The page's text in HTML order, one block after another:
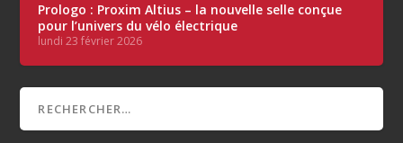
Prologo : Proxim Altius – la nouvelle selle conçue
pour l’univers du vélo électrique
lundi 23 février 2026